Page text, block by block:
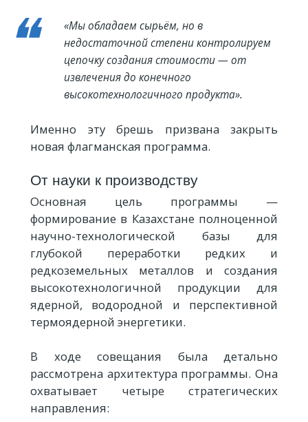
«Мы обладаем сырьём, но в
недостаточной степени контролируем
цепочку создания стоимости — от
извлечения до конечного
высокотехнологичного продукта».
Именно эту брешь призвана закрыть
новая флагманская программа.
От науки к производству
Основная цель программы —
формирование в Казахстане полноценной
научно-технологической базы для
глубокой переработки редких и
редкоземельных металлов и создания
высокотехнологичной продукции для
ядерной, водородной и перспективной
термоядерной энергетики.
В ходе совещания была детально
рассмотрена архитектура программы. Она
охватывает четыре стратегических
направления: